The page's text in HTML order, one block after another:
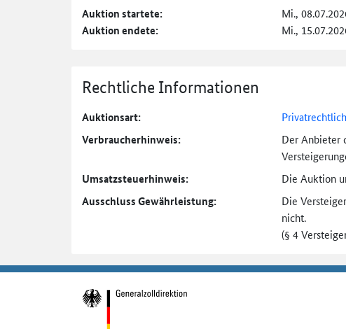
Auktion startete: Mi.,
Auktion endete: Mi.,
Rechtliche Informationen
Auktionsart:
Verbraucher­hinweis:
Der Anbieter
Umsatzsteuer­hinweis: Die Auktion
Ausschluss Gewährleistung: Die
nicht.
(§ 4